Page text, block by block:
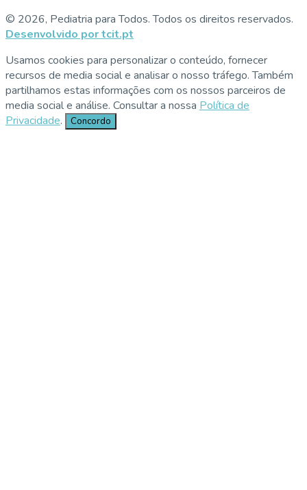
© 2026, Pediatria para Todos. Todos os direitos reservados.
Desenvolvido por tcit.pt
Usamos cookies para personalizar o conteúdo, fornecer
recursos de media social e analisar o nosso tráfego. Também
partilhamos estas informações com os nossos parceiros de
media social e análise. Consultar a nossa Política de
Privacidade. Concordo